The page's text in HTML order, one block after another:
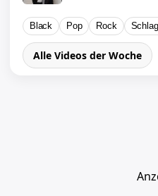
Black Pop Rock
Alle Videos der Woche